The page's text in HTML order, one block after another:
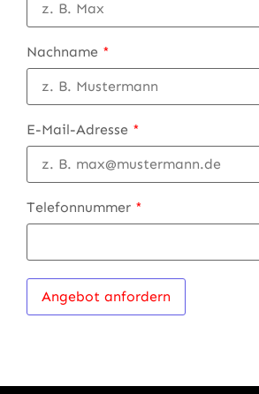
Nachname *
E-Mail-Adresse *
Telefonnummer *
Angebot anfordern